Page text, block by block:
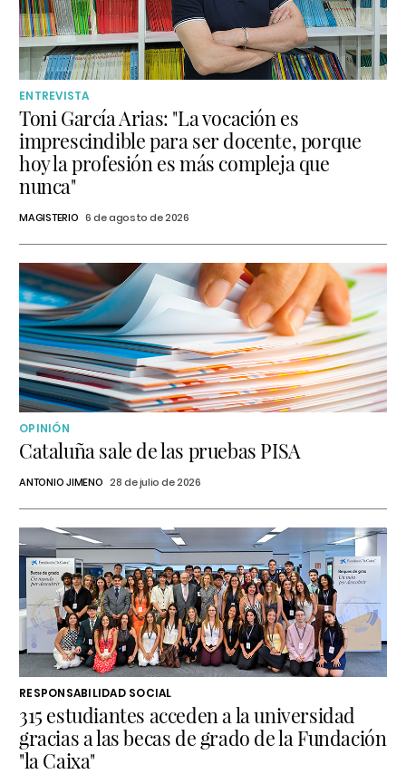
ENTREVISTA
Toni García Arias: "La vocación es
imprescindible para ser docente, porque
hoy la profesión es más compleja que
nunca"
MAGISTERIO 6 de agosto de 2026
OPINIÓN
Cataluña sale de las pruebas PISA
ANTONIO JIMENO 28 de julio de 2026
RESPONSABILIDAD SOCIAL
315 estudiantes acceden a la universidad
gracias a las becas de grado de la Fundación
"la Caixa"